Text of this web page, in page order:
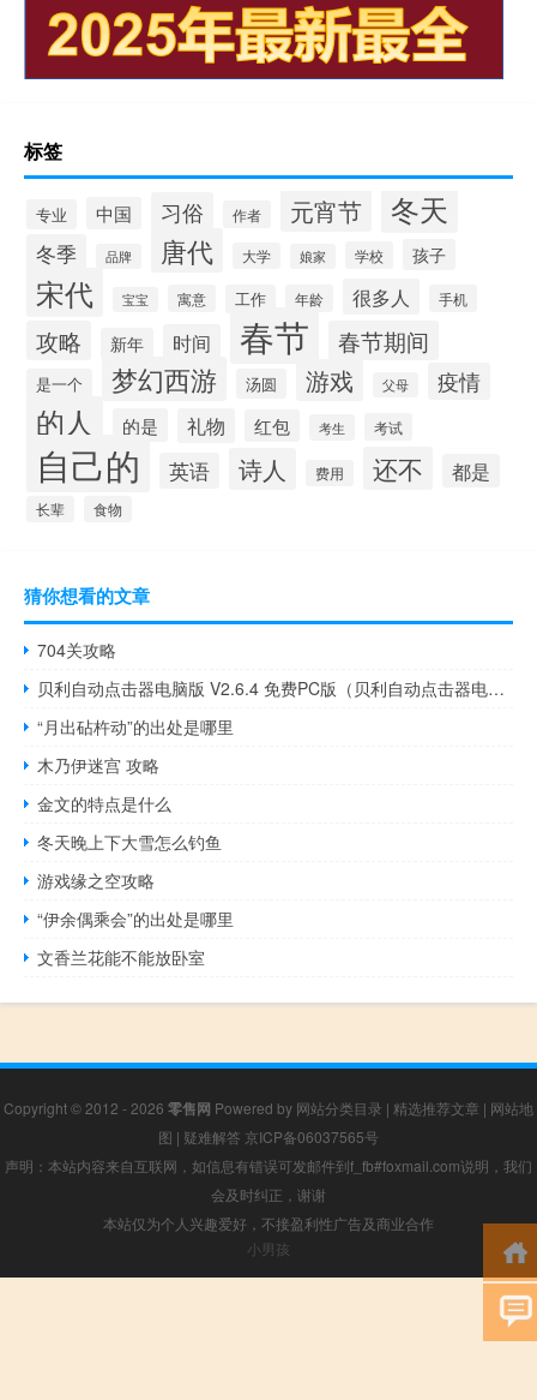
标签
专业 中国 习俗 作者 元宵节 冬天
冬季 品牌 唐代 大学 娘家 学校 孩子
宋代 宝宝 寓意 工作 年龄 很多人 手机
攻略 新年 时间 春节 春节期间
是一个 梦幻西游 汤圆 游戏 父母 疫情
的人 的是 礼物 红包 考生 考试
自己的 英语 诗人 费用 还不 都是
长辈 食物
猜你想看的文章
704关攻略
贝利自动点击器电脑版 V2.6.4 免费PC版（贝利自动点击器电脑版 V2.6.4 免费PC版功能简介）
“月出砧杵动”的出处是哪里
木乃伊迷宫 攻略
金文的特点是什么
冬天晚上下大雪怎么钓鱼
游戏缘之空攻略
“伊余偶乘会”的出处是哪里
文香兰花能不能放卧室
Copyright © 2012 - 2026 零售网 Powered by 网站分类目录 | 精选推荐文章 | 网站地
图 | 疑难解答 京ICP备06037565号
声明：本站内容来自互联网，如信息有错误可发邮件到f_fb#foxmail.com说明，我们
会及时纠正，谢谢
本站仅为个人兴趣爱好，不接盈利性广告及商业合作
小男孩